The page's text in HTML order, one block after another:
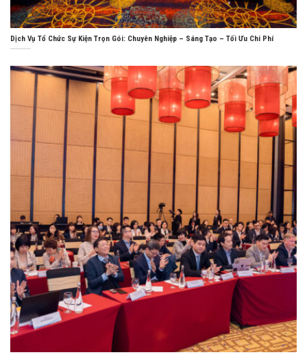
Dịch Vụ Tổ Chức Sự Kiện Trọn Gói: Chuyên Nghiệp – Sáng Tạo – Tối Ưu Chi Phí